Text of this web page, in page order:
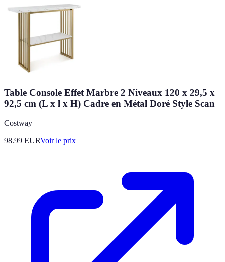
Table Console Effet Marbre 2 Niveaux 120 x 29,5 x
92,5 cm (L x l x H) Cadre en Métal Doré Style Scan
Costway
98.99 EURVoir le prix